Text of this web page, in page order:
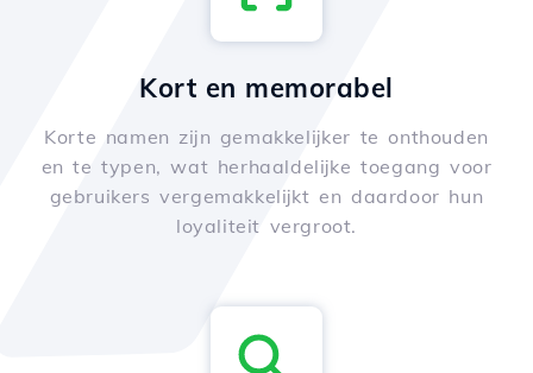
Kort en memorabel
Korte namen zijn gemakkelijker te onthouden
en te typen, wat herhaaldelijke toegang voor
gebruikers vergemakkelijkt en daardoor hun
loyaliteit vergroot.